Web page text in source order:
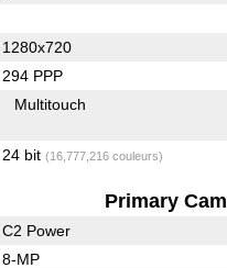
1280x720
294 PPP
Multitouch
24 bit (16,777,216 couleurs)
Primary
C2 Power
8-MP